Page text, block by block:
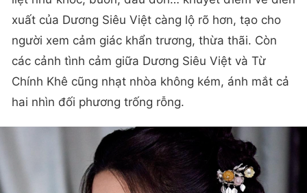
xuất của Dương Siêu Việt càng lộ rõ hơn, tạo cho
người xem cảm giác khẩn trương, thừa thãi. Còn
các cảnh tình cảm giữa Dương Siêu Việt và Từ
Chính Khê cũng nhạt nhòa không kém, ánh mắt cả
hai nhìn đối phương trống rỗng.